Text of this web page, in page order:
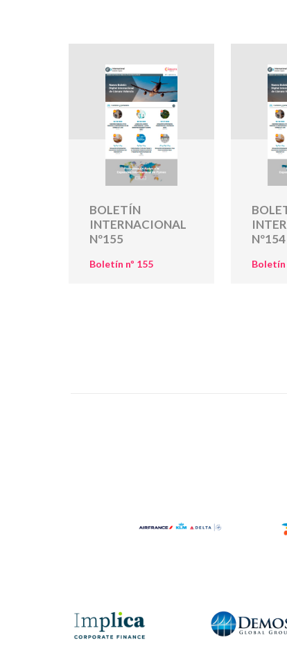
BOLETÍN
INTERNACIONAL
Nº155
Boletín nº 155
Nº154
Boletín